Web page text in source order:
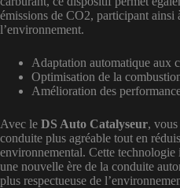
émissions de CO2, participant ainsi
l’environnement.
Adaptation automatique aux
Optimisation de la
Amélioration des
Avec le DS Auto Catalyseur,
conduite plus agréable tout en
environnemental. Cette
une nouvelle ère de la conduite
plus respectueuse de